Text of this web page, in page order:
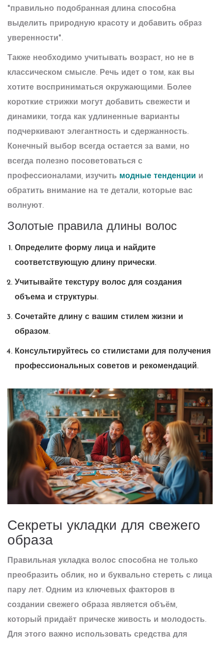
"правильно подобранная длина способна
выделить природную красоту и добавить образ
уверенности".
Также необходимо учитывать возраст, но не в
классическом смысле. Речь идет о том, как вы
хотите восприниматься окружающими. Более
короткие стрижки могут добавить свежести и
динамики, тогда как удлиненные варианты
подчеркивают элегантность и сдержанность.
Конечный выбор всегда остается за вами, но
всегда полезно посоветоваться с
профессионалами, изучить модные тенденции и
обратить внимание на те детали, которые вас
волнуют.
Золотые правила длины волос
Определите форму лица и найдите
соответствующую длину прически.
Учитывайте текстуру волос для создания
объема и структуры.
Сочетайте длину с вашим стилем жизни и
образом.
Консультируйтесь со стилистами для получения
профессиональных советов и рекомендаций.
Секреты укладки для свежего
образа
Правильная укладка волос способна не только
преобразить облик, но и буквально стереть с лица
пару лет. Одним из ключевых факторов в
создании свежего образа является объём,
который придаёт прическе живость и молодость.
Для этого важно использовать средства для